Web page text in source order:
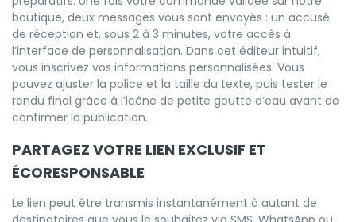
boutique, deux messages vous sont envoyés : un accusé
de réception et, sous 2 à 3 minutes, votre accès à
l’interface de personnalisation. Dans cet éditeur intuitif,
vous inscrivez vos informations personnalisées. Vous
pouvez ajuster la police et la taille du texte, puis tester le
rendu final grâce à l’icône de petite goutte d’eau avant de
confirmer la publication.
PARTAGEZ VOTRE LIEN EXCLUSIF ET
ÉCORESPONSABLE
Le lien peut être transmis instantanément à autant de